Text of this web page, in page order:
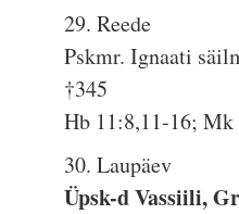
29. Reede
Pskmr. Ignaati
†345
Hb 11:8,11-16; Mk
30. Laupäev
Üpsk-d Vassiili,